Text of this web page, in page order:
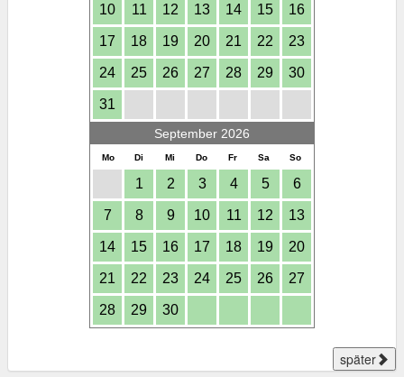
10 11 12 13 14 15 16
17 18 19 20 21 22 23
24 25 26 27 28 29 30
31
September 2026
Mo Di Mi Do Fr Sa So
1 2 3 4 5 6
7 8 9 10 11 12 13
14 15 16 17 18 19 20
21 22 23 24 25 26 27
28 29 30
später